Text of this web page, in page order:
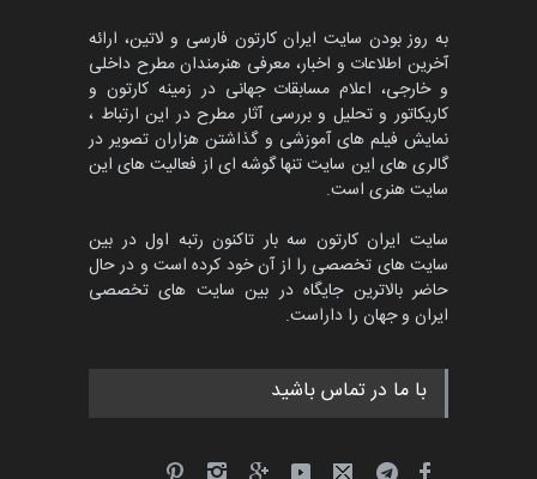
جشنواره بین‌المللی کارتون
مدارس پرتغال، ۲۰۲۷
مهلت 4 ماه دیگر
پنجمین مسابقۀ بین‌المللی
کارتون طنز «کلاه‌ای…
مهلت
به روز بودن سایت ایران کارتون فارسی و لاتین، ارائه
آخرین اطلاعات و اخبار، معرفی هنرمندان مطرح داخلی
و خارجی، اعلام مسابقات جهانی در زمینه کارتون و
کاریکاتور و تحلیل و بررسی آثار مطرح در این ارتباط ،
نمایش فیلم های آموزشی و گذاشتن هزاران تصویر در
گالری های این سایت تنها گوشه ای از فعالیت های این
سایت هنری است.
سایت ایران کارتون سه بار تاکنون رتبه اول در بین
سایت های تخصصی را از آن خود کرده است و در حال
حاضر بالاترین جایگاه در بین سایت های تخصصی
ایران و جهان را داراست.
با ما در تماس باشید